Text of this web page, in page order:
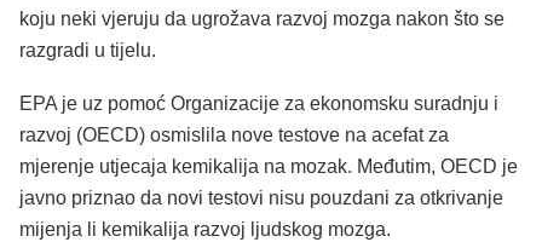
koju neki vjeruju da ugrožava razvoj mozga nakon što se
razgradi u tijelu.
EPA je uz pomoć Organizacije za ekonomsku suradnju i
razvoj (OECD) osmislila nove testove na acefat za
mjerenje utjecaja kemikalija na mozak. Međutim, OECD je
javno priznao da novi testovi nisu pouzdani za otkrivanje
mijenja li kemikalija razvoj ljudskog mozga.